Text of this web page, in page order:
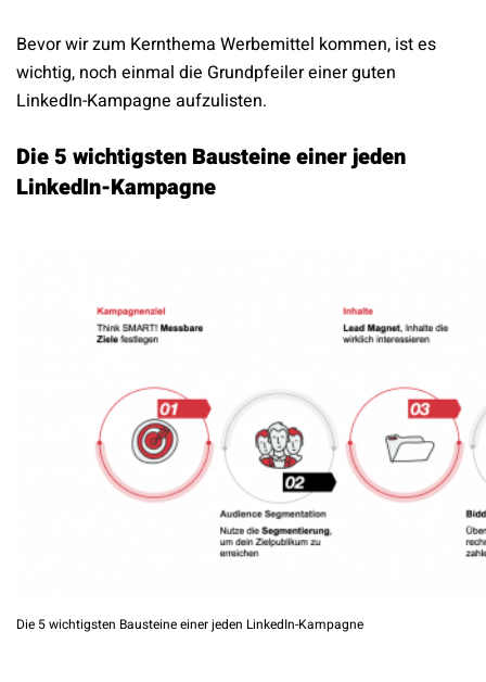
Bevor wir zum Kernthema Werbemittel kommen, ist es
wichtig, noch einmal die Grundpfeiler einer guten
LinkedIn-Kampagne aufzulisten.
Die 5 wichtigsten Bausteine einer jeden
LinkedIn-Kampagne
Die 5 wichtigsten Bausteine einer jeden LinkedIn-Kampagne